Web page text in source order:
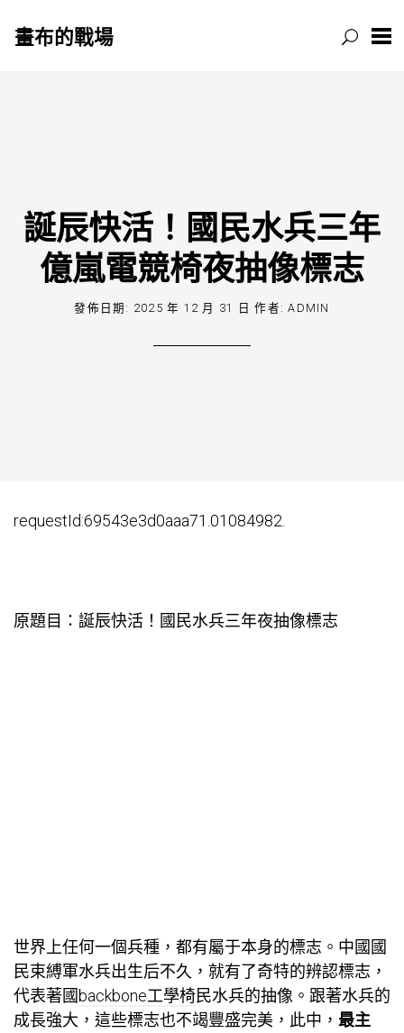
畫布的戰場
誕辰快活！國民水兵三年
億嵐電競椅夜抽像標志
發佈日期: 2025 年 12 月 31 日 作者:ADMIN
requestId:69543e3d0aaa71.01084982.
原題目：誕辰快活！國民水兵三年夜抽像標志
世界上任何一個兵種，都有屬于本身的標志。中國國
民束縛軍水兵出生后不久，就有了奇特的辨認標志，
代表著國 backbone工學椅民水兵的抽像。跟著水兵的
成長強大，這些標志也不竭豐盛完美，此中， 最主